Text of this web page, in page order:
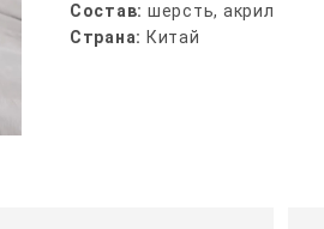
Состав: шерсть, акрил
Страна: Китай